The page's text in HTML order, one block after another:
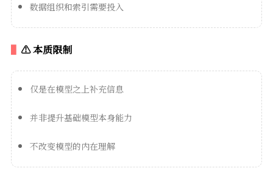
数据组织和索引需要投入
⚠️ 本质限制
仅是在模型之上补充信息
并非提升基础模型本身能力
不改变模型的内在理解